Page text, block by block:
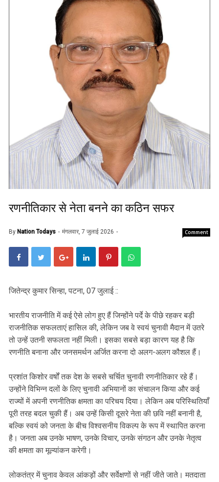
रणनीतिकार से नेता बनने का कठिन सफर
By Nation Todays मंगलवार, 7 जुलाई 2026 Comment
जितेन्द्र कुमार सिन्हा, पटना, 07 जुलाई ::
भारतीय राजनीति में कई ऐसे लोग हुए हैं जिन्होंने पर्दे के पीछे रहकर बड़ी
राजनीतिक सफलताएं हासिल की, लेकिन जब वे स्वयं चुनावी मैदान में उतरे
तो उन्हें उतनी सफलता नहीं मिली। इसका सबसे बड़ा कारण यह है कि
रणनीति बनाना और जनसमर्थन अर्जित करना दो अलग-अलग कौशल हैं।
प्रशांत किशोर वर्षों तक देश के सबसे चर्चित चुनावी रणनीतिकार रहे हैं।
उन्होंने विभिन्न दलों के लिए चुनावी अभियानों का संचालन किया और कई
राज्यों में अपनी रणनीतिक क्षमता का परिचय दिया। लेकिन अब परिस्थितियाँ
पूरी तरह बदल चुकी हैं। अब उन्हें किसी दूसरे नेता की छवि नहीं बनानी है,
बल्कि स्वयं को जनता के बीच विश्वसनीय विकल्प के रूप में स्थापित करना
है। जनता अब उनके भाषण, उनके विचार, उनके संगठन और उनके नेतृत्व
की क्षमता का मूल्यांकन करेगी।
लोकतंत्र में चुनाव केवल आंकड़ों और सर्वेक्षणों से नहीं जीते जाते। मतदाता